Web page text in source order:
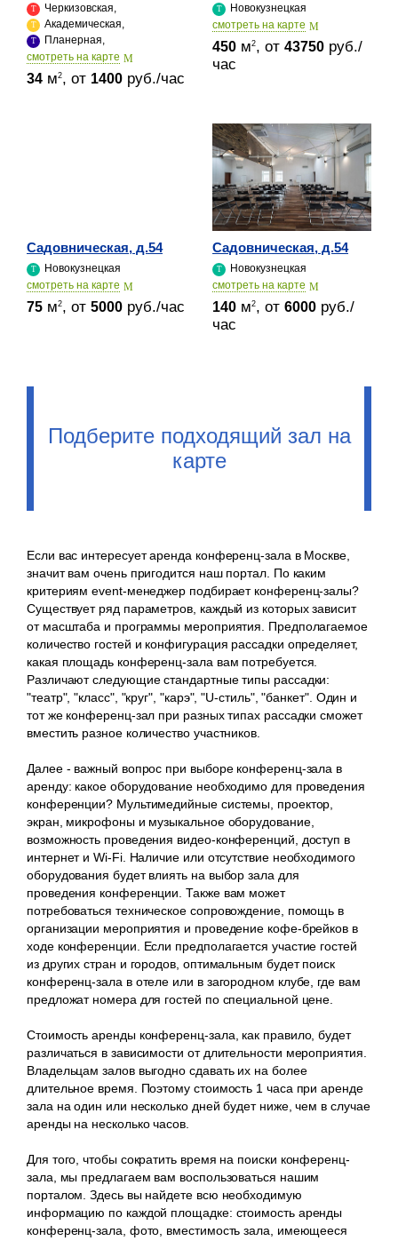
Черкизовская,
Академическая,
Планерная,
cмотреть на карте
34 м2, от 1400 руб./час
Новокузнецкая
cмотреть на карте
450 м2, от 43750 руб./
час
Садовническая, д.54
Новокузнецкая
cмотреть на карте
75 м2, от 5000 руб./час
Садовническая, д.54
Новокузнецкая
cмотреть на карте
140 м2, от 6000 руб./
час
Подберите подходящий зал на
карте
Если вас интересует аренда конференц-зала в Москве,
значит вам очень пригодится наш портал. По каким
критериям event-менеджер подбирает конференц-залы?
Существует ряд параметров, каждый из которых зависит
от масштаба и программы мероприятия. Предполагаемое
количество гостей и конфигурация рассадки определяет,
какая площадь конференц-зала вам потребуется.
Различают следующие стандартные типы рассадки:
"театр", "класс", "круг", "карэ", "U-стиль", "банкет". Один и
тот же конференц-зал при разных типах рассадки сможет
вместить разное количество участников.
Далее - важный вопрос при выборе конференц-зала в
аренду: какое оборудование необходимо для проведения
конференции? Мультимедийные системы, проектор,
экран, микрофоны и музыкальное оборудование,
возможность проведения видео-конференций, доступ в
интернет и Wi-Fi. Наличие или отсутствие необходимого
оборудования будет влиять на выбор зала для
проведения конференции. Также вам может
потребоваться техническое сопровождение, помощь в
организации мероприятия и проведение кофе-брейков в
ходе конференции. Если предполагается участие гостей
из других стран и городов, оптимальным будет поиск
конференц-зала в отеле или в загородном клубе, где вам
предложат номера для гостей по специальной цене.
Стоимость аренды конференц-зала, как правило, будет
различаться в зависимости от длительности мероприятия.
Владельцам залов выгодно сдавать их на более
длительное время. Поэтому стоимость 1 часа при аренде
зала на один или несколько дней будет ниже, чем в случае
аренды на несколько часов.
Для того, чтобы сократить время на поиски конференц-
зала, мы предлагаем вам воспользоваться нашим
порталом. Здесь вы найдете всю необходимую
информацию по каждой площадке: стоимость аренды
конференц-зала, фото, вместимость зала, имеющееся